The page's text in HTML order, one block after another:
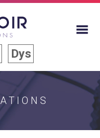
Dys